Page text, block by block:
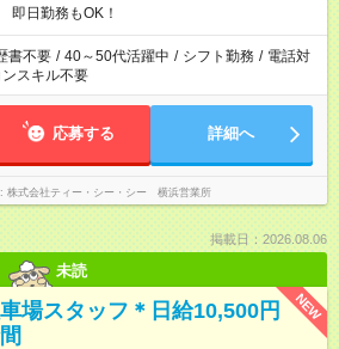
日勤務もOK！
書不要 / 40～50代活躍中 / シフト勤務 / 電話対
スキル不要
応募する 詳細へ
株式会社ティー・シー・シー 横浜営業所
掲載日：2026.08.06
未読
NEW
場スタッフ＊日給10,500円